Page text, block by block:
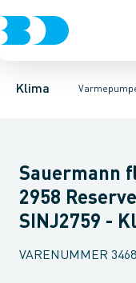
Klima
Ventilation
Luft til luft Luft til
Rørkanal systemer
Sauermann
2958
SINJ2759 -
VARENUMMER